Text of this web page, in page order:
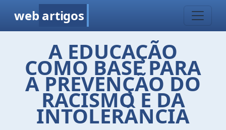
web artigos
A EDUCAÇÃO
COMO BASE PARA
A PREVENÇÃO DO
RACISMO E DA
INTOLERÂNCIA